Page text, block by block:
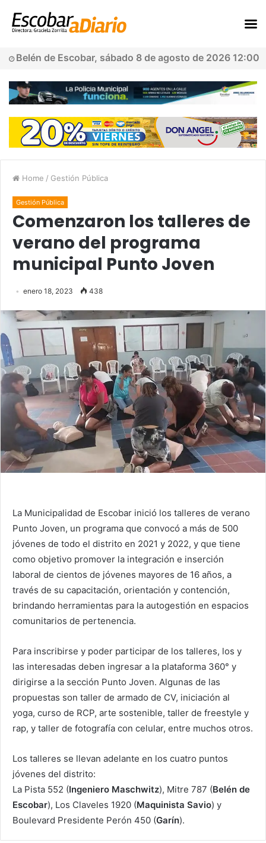
Belén de Escobar, sábado 8 de agosto de 2026 12:00
Home / Gestión Pública
Gestión Pública
Comenzaron los talleres de
verano del programa
municipal Punto Joven
enero 18, 2023 438
La Municipalidad de Escobar inició los talleres de verano
Punto Joven, un programa que convocó a más de 500
jóvenes de todo el distrito en 2021 y 2022, y que tiene
como objetivo promover la integración e inserción
laboral de cientos de jóvenes mayores de 16 años, a
través de su capacitación, orientación y contención,
brindando herramientas para la autogestión en espacios
comunitarios de pertenencia.
Para inscribirse y poder participar de los talleres, los y
las interesadas deben ingresar a la plataforma 360° y
dirigirse a la sección Punto Joven. Algunas de las
propuestas son taller de armado de CV, iniciación al
yoga, curso de RCP, arte sostenible, taller de freestyle y
rap, y taller de fotografía con celular, entre muchos otros.
Los talleres se llevan adelante en los cuatro puntos
jóvenes del distrito:
La Pista 552 (Ingeniero Maschwitz), Mitre 787 (Belén de
Escobar), Los Claveles 1920 (Maquinista Savio) y
Boulevard Presidente Perón 450 (Garín).